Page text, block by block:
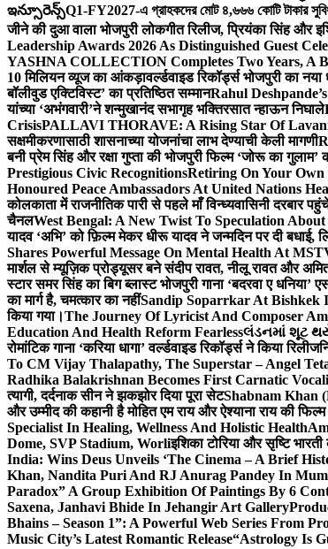
ఇన్సూరెన్స్Q1-FY2027-এ গ্রাহকদের মোট ৪,৬৬৬ কোটি টাকার
जीने की दुआ वाला भोजपुरी लोकगीत रिलीज, प्रियंका सिंह और
Leadership Awards 2026 As Distinguished Guest
YASHNA COLLECTION Completes Two Years, A
10 मिलियन व्यूज का आंकड़ावर्ल्डवाइड रिकॉर्ड्स भोजपुरी का
बॉलीवुड एक्टिविस्ट’ का प्रतिष्ठित सम्मानRahul
यांच्या ‘अभंगवारी’ने शन्मुखानंद सभागृह भक्तिरसात न्हाऊन निघाले
CrisisPALLAVI THORAVE: A Rising Star Of
सक्षमीकरणासाठी शासनाच्या योजनांचा लाभ देण्याची केली मागणी
बनी प्रेम सिंह और रक्षा गुप्ता की भोजपुरी फिल्म ‘जोरू का
Prestigious Civic RecognitionsRetiring On Your
Honoured Peace Ambassadors At United Nations
कोलकाता में राजनीतिक पारी से पहले माँ विन्ध्यवासिनी दरबार
चैनलWest Bengal: A New Twist To Speculation
यादव ‘अभि’ को फ़िल्म मेकर धीरू यादव ने जन्मदिन पर दी बधाई,
Shares Powerful Message On Mental Health At
मार्शल से म्यूज़िक प्रोड्यूसर बने संदीप रावत, नीलू रावत और
स्टार समर सिंह का बिग ब्लास्ट भोजपुरी गाना ‘बदरवा ए
का मार्ग है, चमत्कार का नहींSandip Soparrkar At Bishkek
किया गया।The Journey Of Lyricist And Composer
Education And Health Reform Fearlessલંડનમાં શૂટ
रोमांटिक गाना ‘करिया धागा’ वर्ल्डवाइड रिकॉर्ड्स ने किया रिलीज
To CM Vijay Thalapathy, The Superstar – Angel
Radhika Balakrishnan Becomes First Carnatic
त्यागी, दर्दनाक सीन ने झकझोर दिया पूरा सेटShabnam Khan
और उम्मीद की कहानी है मोहित एम राय और ऐश्याना राय की फिल्म
Specialist In Healing, Wellness And Holistic Health
Dome, SVP Stadium, Worliइशिका टोरिया और सृष्टि
India: Wins Deus Unveils ‘The Cinema – A Brief
Khan, Nandita Puri And RJ Anurag Pandey In
Paradox” A Group Exhibition Of Paintings By 6
Saxena, Janhavi Bhide In Jehangir Art Gallery
Bhains – Season 1”: A Powerful Web Series From
Music City’s Latest Romantic Release“Astrology Is